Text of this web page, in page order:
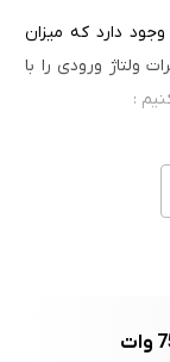
دارد که میزان
ولتاژ ورودی را با
:
، ولتاژ خروجی